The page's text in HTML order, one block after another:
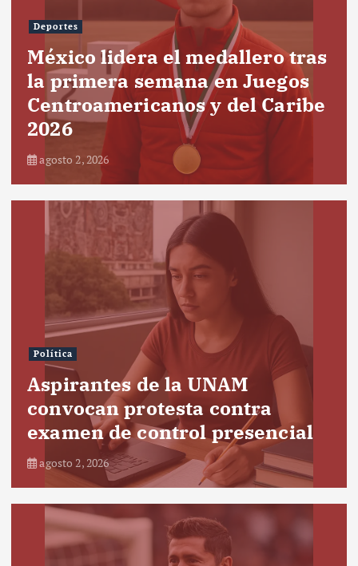
Deportes
México lidera el medallero tras
la primera semana en Juegos
Centroamericanos y del Caribe
2026
agosto 2, 2026
Política
Aspirantes de la UNAM
convocan protesta contra
examen de control presencial
agosto 2, 2026